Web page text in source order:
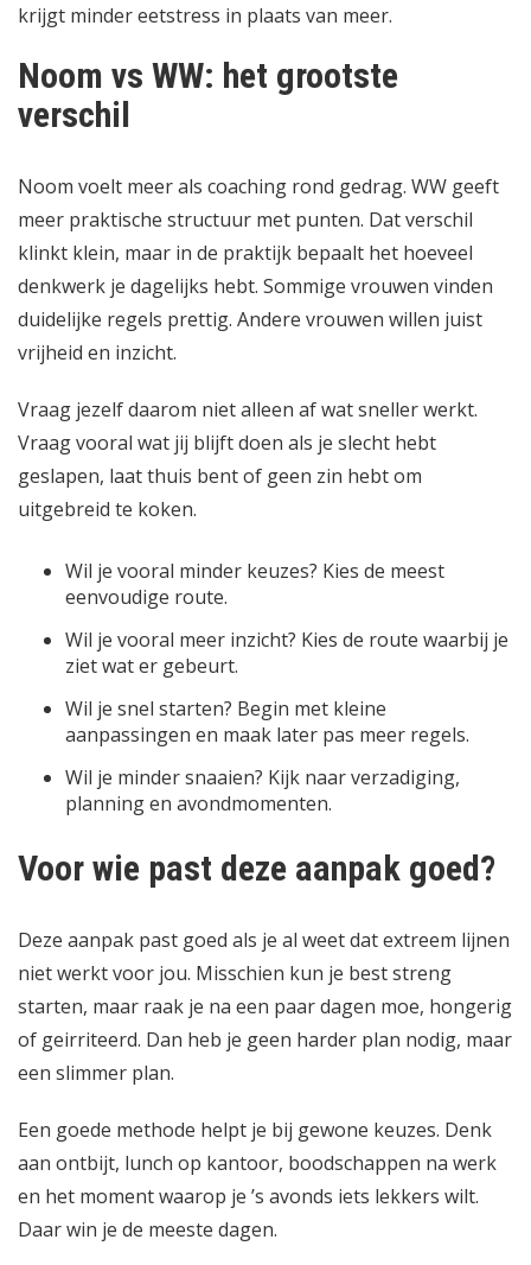
krijgt minder eetstress in plaats van meer.
Noom vs WW: het grootste
verschil
Noom voelt meer als coaching rond gedrag. WW geeft
meer praktische structuur met punten. Dat verschil
klinkt klein, maar in de praktijk bepaalt het hoeveel
denkwerk je dagelijks hebt. Sommige vrouwen vinden
duidelijke regels prettig. Andere vrouwen willen juist
vrijheid en inzicht.
Vraag jezelf daarom niet alleen af wat sneller werkt.
Vraag vooral wat jij blijft doen als je slecht hebt
geslapen, laat thuis bent of geen zin hebt om
uitgebreid te koken.
Wil je vooral minder keuzes? Kies de meest
eenvoudige route.
Wil je vooral meer inzicht? Kies de route waarbij je
ziet wat er gebeurt.
Wil je snel starten? Begin met kleine
aanpassingen en maak later pas meer regels.
Wil je minder snaaien? Kijk naar verzadiging,
planning en avondmomenten.
Voor wie past deze aanpak goed?
Deze aanpak past goed als je al weet dat extreem lijnen
niet werkt voor jou. Misschien kun je best streng
starten, maar raak je na een paar dagen moe, hongerig
of geirriteerd. Dan heb je geen harder plan nodig, maar
een slimmer plan.
Een goede methode helpt je bij gewone keuzes. Denk
aan ontbijt, lunch op kantoor, boodschappen na werk
en het moment waarop je ’s avonds iets lekkers wilt.
Daar win je de meeste dagen.